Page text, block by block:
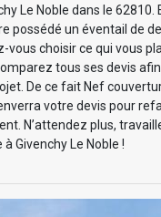
Le Noble dans le 62810.
possédé un éventail de
choisir ce qui vous
tous ses devis
De ce fait Nef
votre devis pour
N’attendez plus,
Givenchy Le Noble !